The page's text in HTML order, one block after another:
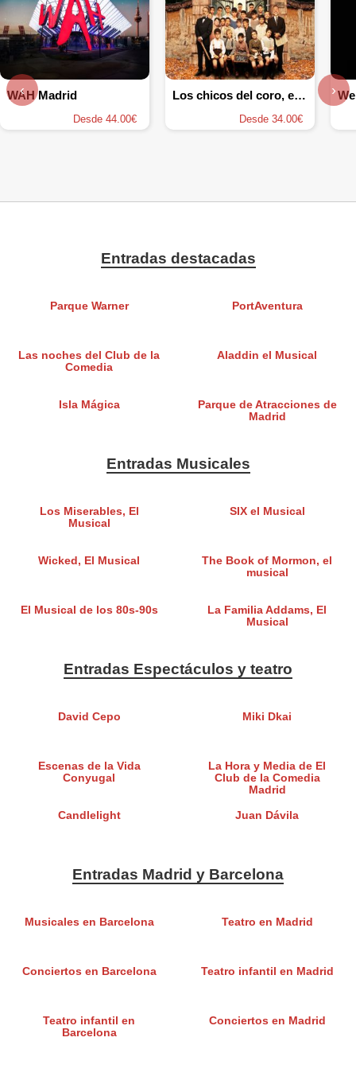
WAH Madrid
Desde 44.00€
Los chicos del coro, el Musical
Desde 34.00€
‹ ›
Entradas destacadas
Parque Warner PortAventura
Las noches del Club de la
Comedia
Aladdin el Musical
Isla Mágica
Parque de Atracciones de
Madrid
Entradas Musicales
Los Miserables, El
Musical
SIX el Musical
Wicked, El Musical
The Book of Mormon, el
musical
El Musical de los 80s-90s
La Familia Addams, El
Musical
Entradas Espectáculos y teatro
David Cepo Miki Dkai
Escenas de la Vida
Conyugal
La Hora y Media de El
Club de la Comedia
Madrid
Candlelight Juan Dávila
Entradas Madrid y Barcelona
Musicales en Barcelona Teatro en Madrid
Conciertos en Barcelona Teatro infantil en Madrid
Teatro infantil en
Barcelona
Conciertos en Madrid